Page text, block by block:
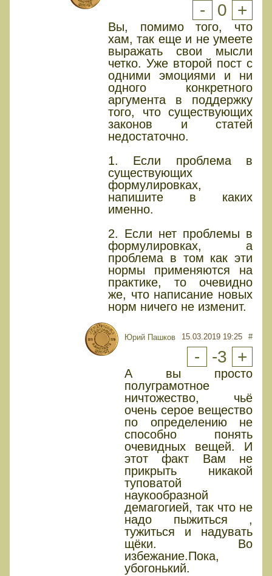
- 0 +
Вы, помимо того, что
хам, так еще и не умеете
выражать свои мысли
четко. Уже второй пост с
одними эмоциями и ни
одного конкретного
аргумента в поддержку
того, что существующих
законов и статей
недостаточно.
1. Если проблема в
существующих
формулировках,
напишите в каких
именно.
2. Если нет проблемы в
формулировках, а
проблема в том как эти
нормы применяются на
практике, то очевидно
же, что написание новых
норм ничего не изменит.
Юрий Пашков 15.03.2019 19:25 #
- -3 +
А вы просто
полуграмотное
ничтожество, чьё
очень серое вещество
по определению не
способно понять
очевидных вещей. И
этот факт Вам не
прикрыть никакой
туповатой
наукообразной
демагогией, так что не
надо пыжиться ,
тужиться и надувать
щёки. Во
избежание.Пока,
убогонький.